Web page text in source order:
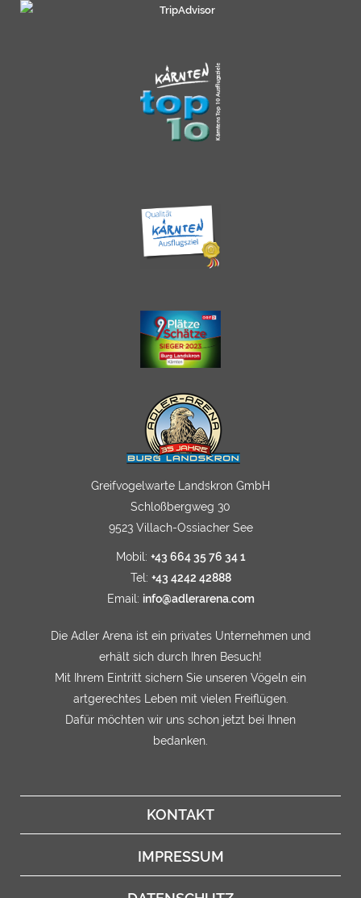
Greifvogelwarte Landskron GmbH
Schloßbergweg 30
9523 Villach-Ossiacher See
Mobil: +43 664 35 76 34 1
Tel: +43 4242 42888
Email: info@adlerarena.com
Die Adler Arena ist ein privates Unternehmen und
erhält sich durch Ihren Besuch!
Mit Ihrem Eintritt sichern Sie unseren Vögeln ein
artgerechtes Leben mit vielen Freiflügen.
Dafür möchten wir uns schon jetzt bei Ihnen
bedanken.
KONTAKT
IMPRESSUM